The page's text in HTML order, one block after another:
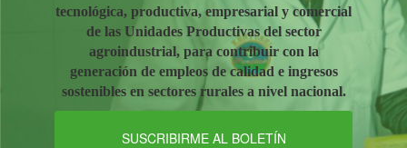
tecnológica, productiva, empresarial y comercial
de las Unidades Productivas del sector
agroindustrial, para contribuir con la
generación de empleos de calidad e ingresos
sostenibles en sectores rurales a nivel nacional.
SUSCRIBIRME AL BOLETÍN